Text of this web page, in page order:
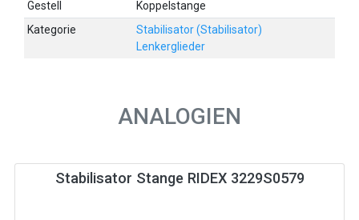
Gestell
Koppelstange
Kategorie
Stabilisator (Stabilisator)
Lenkerglieder
ANALOGIEN
Stabilisator Stange RIDEX 3229S0579